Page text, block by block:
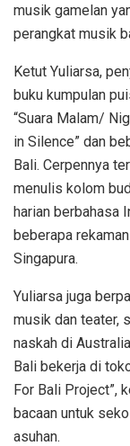
musik gamelan
perangkat musik
Ketut Yuliarsa,
buku kumpulan
“Suara Malam/
in Silence” dan
Bali. Cerpennya
menulis kolom
harian berbahasa
beberapa
Singapura.
Yuliarsa juga
musik dan teater,
naskah di
Bali bekerja di
For Bali Project”,
bacaan untuk
asuhan.